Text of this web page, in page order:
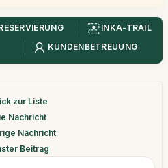
INKA-TRAIL
KUNDENBETREUUNG
zur Liste
Nachricht
Nachricht
Beitrag